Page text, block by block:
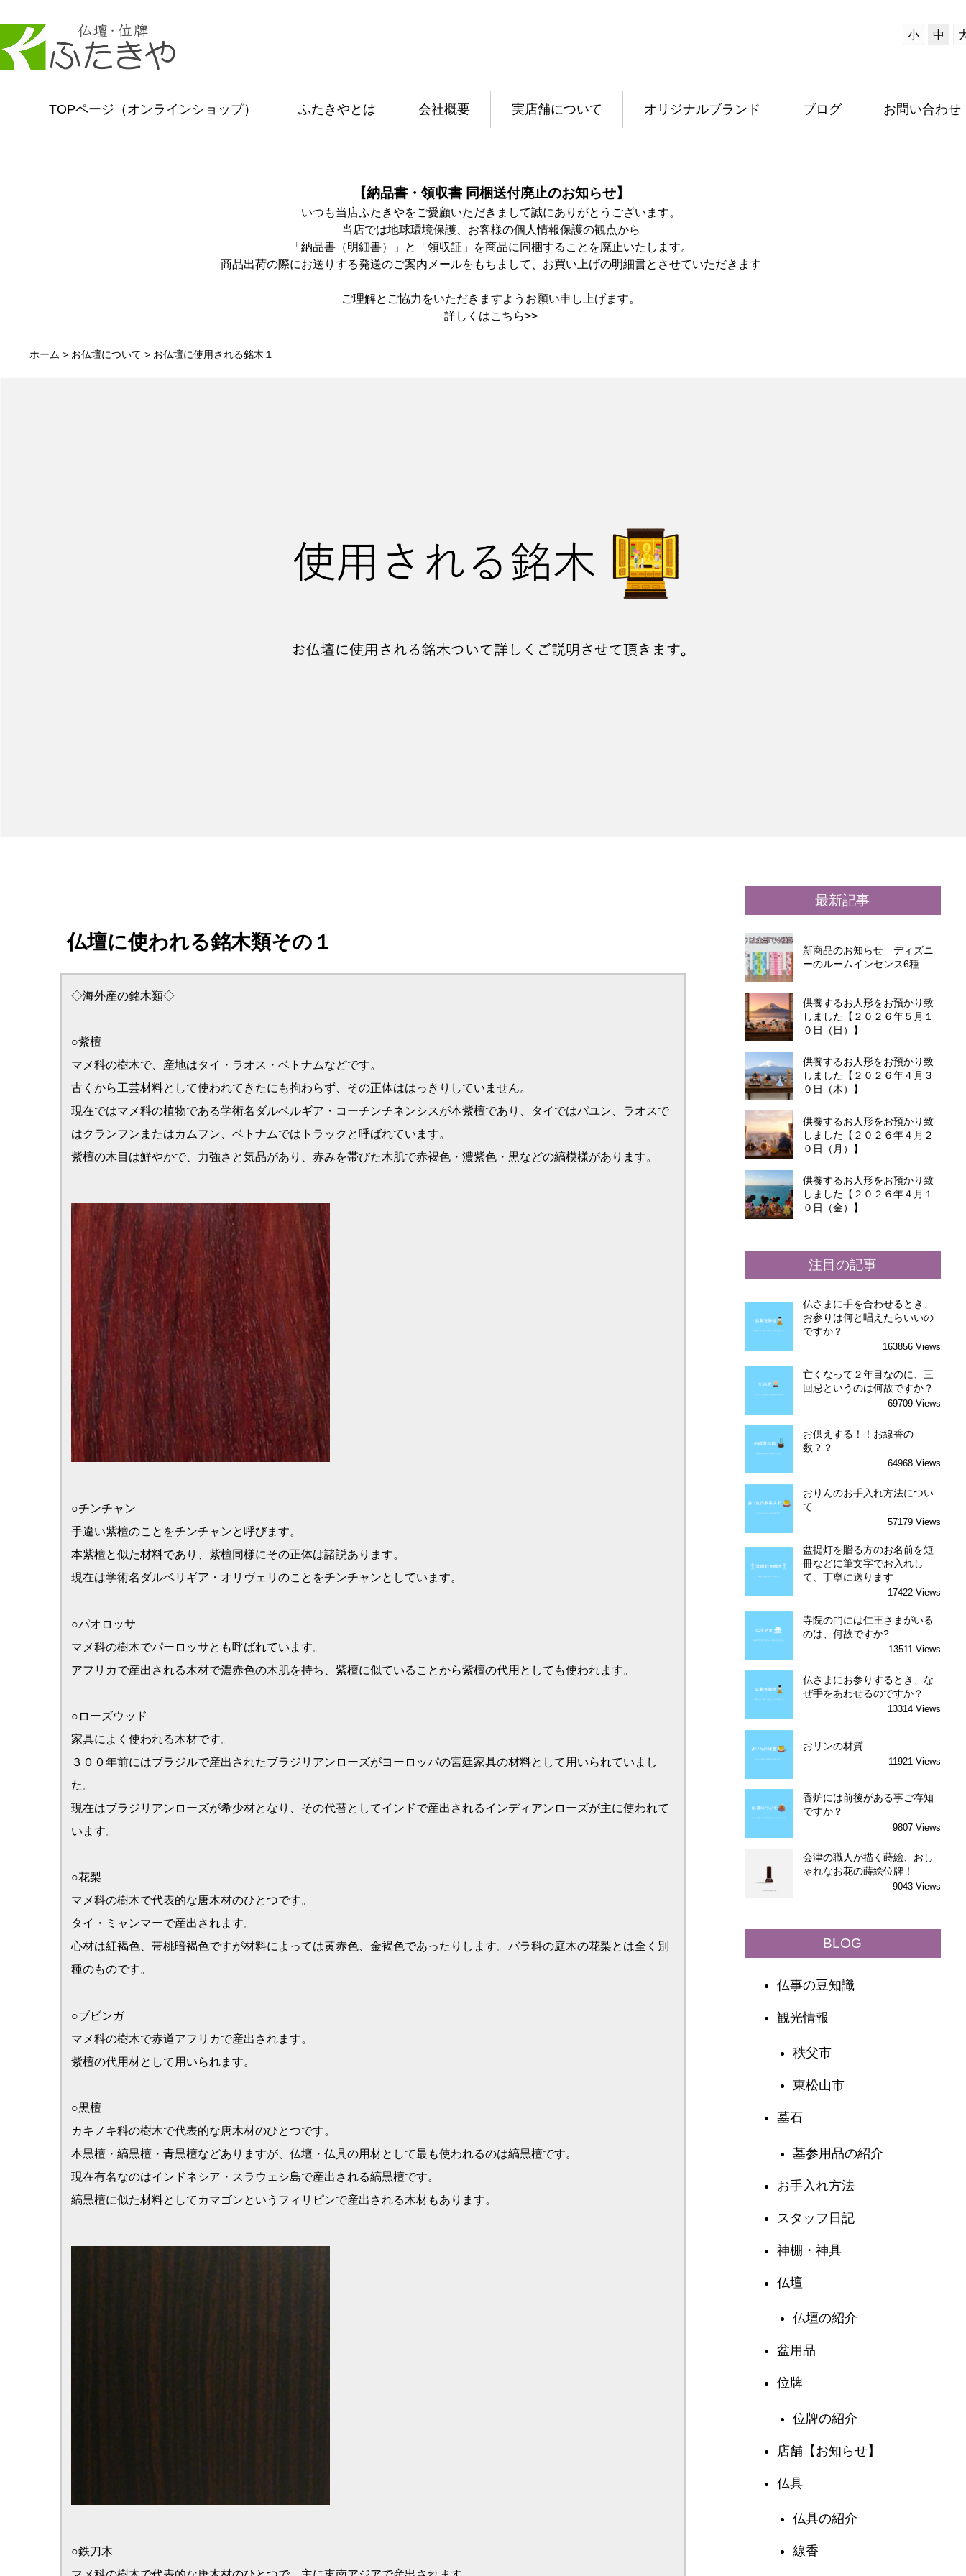
小 中
TOPページ（オンラインショップ） ふたきやとは 会社概要 実店舗について オリジナルブランド ブログ お問い合わせ
【納品書・領収書 同梱送付廃止のお知らせ】
いつも当店ふたきやをご愛顧いただきまして誠にありがとうございます。
当店では地球環境保護、お客様の個人情報保護の観点から
「納品書（明細書）」と「領収証」を商品に同梱することを廃止いたします。
商品出荷の際にお送りする発送のご案内メールをもちまして、お買い上げの明細書とさせていただきます
ご理解とご協力をいただきますようお願い申し上げます。
詳しくはこちら>>
ホーム > お仏壇について > お仏壇に使用される銘木１
はクランフンまたはカムフン、ベトナムではトラックと呼ばれています。
○チンチャン
手違い紫檀のことをチンチャンと呼びます。
本紫檀と似た材料であり、紫檀同様にその正体は諸説あります。
現在は学術名ダルベリギア・オリヴェリのことをチンチャンとしています。
○パオロッサ
マメ科の樹木でパーロッサとも呼ばれています。
アフリカで産出される木材で濃赤色の木肌を持ち、紫檀に似ていることから紫檀の代用としても使われます。
○ローズウッド
家具によく使われる木材です。
現在はブラジリアンローズが希少材となり、その代替としてインドで産出されるインディアンローズが主に使われて
います。
マメ科の樹木で代表的な唐木材のひとつです。
心材は紅褐色、帯桃暗褐色ですが材料によっては黄赤色、金褐色であったりします。バラ科の庭木の花梨とは全く別
種のものです。
紫檀の代用材として用いられます。
○黒檀
現在有名なのはインドネシア・スラウェシ島で産出される縞黒檀です。
縞黒檀に似た材料としてカマゴンというフィリピンで産出される木材もあります。
○鉄刀木
カキノキ科の樹木で元来はタイから輸入されており、赤黒い濃淡の模様を持っています。
最近では中南米からの輸入材で良く似た南米桑（フレイジョ）をシャム柿と呼んでいます。
最新記事
新商品のお知らせ ディズニ
ーのルームインセンス6種
供養するお人形をお預かり致
しました【２０２６年５月１
０日（日）】
供養するお人形をお預かり致
しました【２０２６年４月３
０日（木）】
供養するお人形をお預かり致
しました【２０２６年４月２
０日（月）】
供養するお人形をお預かり致
しました【２０２６年４月１
０日（金）】
注目の記事
仏さまに手を合わせるとき、
お参りは何と唱えたらいいの
ですか？
163856 Views
亡くなって２年目なのに、三
回忌というのは何故ですか？
69709 Views
お供えする！！お線香の
数？？
64968 Views
おりんのお手入れ方法につい
て
57179 Views
盆提灯を贈る方のお名前を短
冊などに筆文字でお入れし
て、丁寧に送ります
17422 Views
寺院の門には仁王さまがいる
のは、何故ですか?
13511 Views
仏さまにお参りするとき、な
ぜ手をあわせるのですか？
13314 Views
おリンの材質
11921 Views
香炉には前後がある事ご存知
ですか？
9807 Views
会津の職人が描く蒔絵、おし
ゃれなお花の蒔絵位牌！
9043 Views
BLOG
仏事の豆知識
観光情報
秩父市
東松山市
墓石
墓参用品の紹介
お手入れ方法
スタッフ日記
神棚・神具
仏壇
仏壇の紹介
盆用品
位牌
位牌の紹介
店舗【お知らせ】
仏具
仏具の紹介
線香